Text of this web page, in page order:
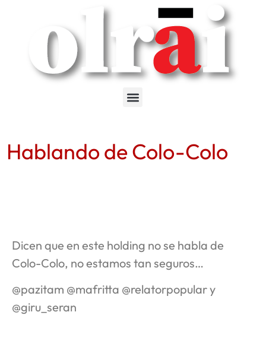
Hablando de Colo-Colo
Dicen que en este holding no se habla de
Colo-Colo, no estamos tan seguros…
@pazitam @mafritta @relatorpopular y
@giru_seran